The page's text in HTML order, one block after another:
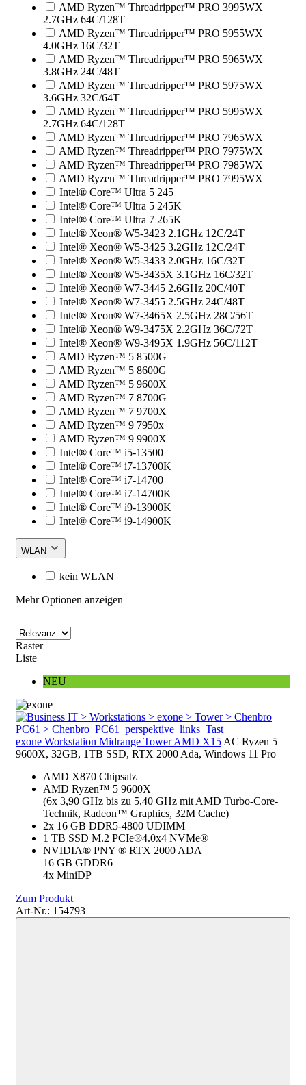
AMD Ryzen™ Threadripper™ PRO 3995WX
2.7GHz 64C/128T
AMD Ryzen™ Threadripper™ PRO 5955WX
4.0GHz 16C/32T
AMD Ryzen™ Threadripper™ PRO 5965WX
3.8GHz 24C/48T
AMD Ryzen™ Threadripper™ PRO 5975WX
3.6GHz 32C/64T
AMD Ryzen™ Threadripper™ PRO 5995WX
2.7GHz 64C/128T
AMD Ryzen™ Threadripper™ PRO 7965WX
AMD Ryzen™ Threadripper™ PRO 7975WX
AMD Ryzen™ Threadripper™ PRO 7985WX
AMD Ryzen™ Threadripper™ PRO 7995WX
Intel® Core™ Ultra 5 245
Intel® Core™ Ultra 5 245K
Intel® Core™ Ultra 7 265K
Intel® Xeon® W5-3423 2.1GHz 12C/24T
Intel® Xeon® W5-3425 3.2GHz 12C/24T
Intel® Xeon® W5-3433 2.0GHz 16C/32T
Intel® Xeon® W5-3435X 3.1GHz 16C/32T
Intel® Xeon® W7-3445 2.6GHz 20C/40T
Intel® Xeon® W7-3455 2.5GHz 24C/48T
Intel® Xeon® W7-3465X 2.5GHz 28C/56T
Intel® Xeon® W9-3475X 2.2GHz 36C/72T
Intel® Xeon® W9-3495X 1.9GHz 56C/112T
AMD Ryzen™ 5 8500G
AMD Ryzen™ 5 8600G
AMD Ryzen™ 5 9600X
AMD Ryzen™ 7 8700G
AMD Ryzen™ 7 9700X
AMD Ryzen™ 9 7950x
AMD Ryzen™ 9 9900X
Intel® Core™ i5-13500
Intel® Core™ i7-13700K
Intel® Core™ i7-14700
Intel® Core™ i7-14700K
Intel® Core™ i9-13900K
Intel® Core™ i9-14900K
WLAN
kein WLAN
Mehr Optionen anzeigen
Raster
Liste
NEU
exone Workstation Midrange Tower AMD X15 AC Ryzen 5
9600X, 32GB, 1TB SSD, RTX 2000 Ada, Windows 11 Pro
AMD X870 Chipsatz
AMD Ryzen™ 5 9600X
(6x 3,90 GHz bis zu 5,40 GHz mit AMD Turbo-Core-
Technik, Radeon™ Graphics, 32M Cache)
2x 16 GB DDR5-4800 UDIMM
1 TB SSD M.2 PCIe®4.0x4 NVMe®
NVIDIA® PNY ® RTX 2000 ADA
16 GB GDDR6
4x MiniDP
Zum Produkt
Art-Nr.: 154793